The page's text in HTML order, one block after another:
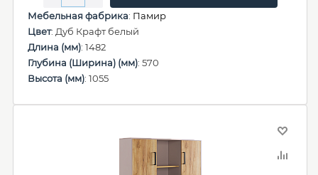
Мебельная фабрика: Памир
Цвет: Дуб Крафт белый
Длина (мм): 1482
Глубина (Ширина) (мм): 570
Высота (мм): 1055